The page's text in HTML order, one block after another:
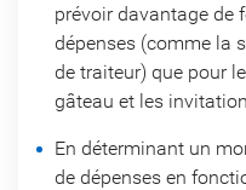
prévoir davantage de
dépenses (comme la
de traiteur) que pour
gâteau et les
En déterminant un
de dépenses en